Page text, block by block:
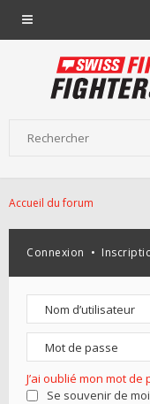
Accueil du forum
Connexion •
J’ai oublié mon mot de
Se souvenir de moi